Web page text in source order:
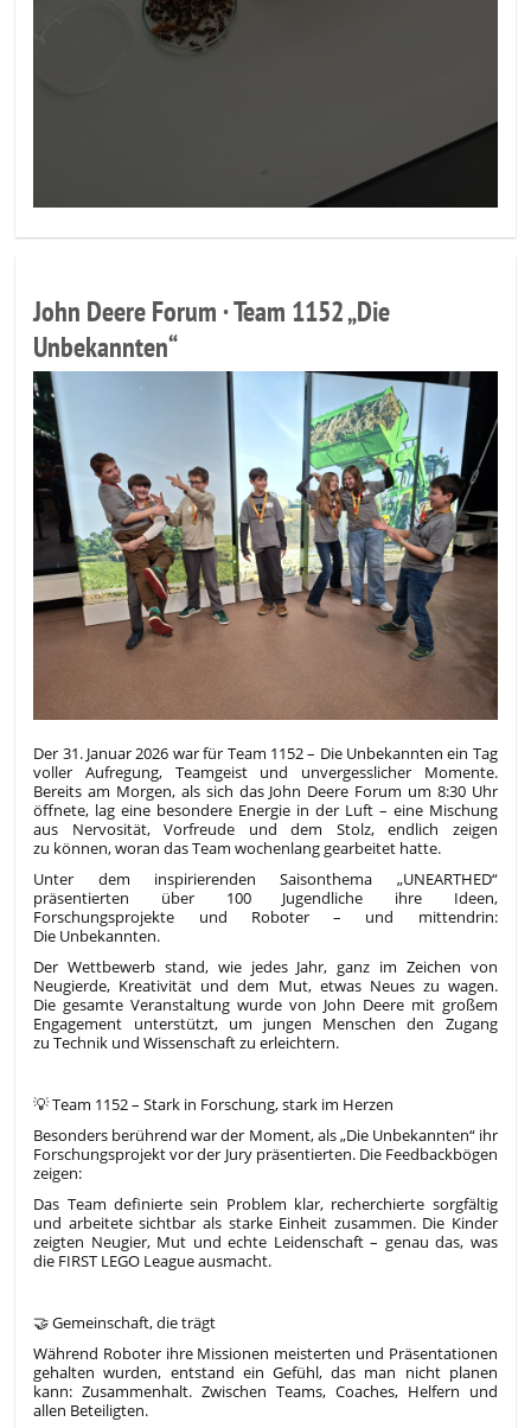
John Deere Forum · Team 1152 „Die
Unbekannten“
Der 31. Januar 2026 war für Team 1152 – Die Unbekannten ein Tag
voller Aufregung, Teamgeist und unvergesslicher Momente.
Bereits am Morgen, als sich das John Deere Forum um 8:30 Uhr
öffnete, lag eine besondere Energie in der Luft – eine Mischung
aus Nervosität, Vorfreude und dem Stolz, endlich zeigen
zu können, woran das Team wochenlang gearbeitet hatte.
Unter dem inspirierenden Saisonthema „UNEARTHED“
präsentierten über 100 Jugendliche ihre Ideen,
Forschungsprojekte und Roboter – und mittendrin:
Die Unbekannten.
Der Wettbewerb stand, wie jedes Jahr, ganz im Zeichen von
Neugierde, Kreativität und dem Mut, etwas Neues zu wagen.
Die gesamte Veranstaltung wurde von John Deere mit großem
Engagement unterstützt, um jungen Menschen den Zugang
zu Technik und Wissenschaft zu erleichtern.
💡 Team 1152 – Stark in Forschung, stark im Herzen
Besonders berührend war der Moment, als „Die Unbekannten“ ihr
Forschungsprojekt vor der Jury präsentierten. Die Feedbackbögen
zeigen:
Das Team definierte sein Problem klar, recherchierte sorgfältig
und arbeitete sichtbar als starke Einheit zusammen. Die Kinder
zeigten Neugier, Mut und echte Leidenschaft – genau das, was
die FIRST LEGO League ausmacht.
🤝 Gemeinschaft, die trägt
Während Roboter ihre Missionen meisterten und Präsentationen
gehalten wurden, entstand ein Gefühl, das man nicht planen
kann: Zusammenhalt. Zwischen Teams, Coaches, Helfern und
allen Beteiligten.